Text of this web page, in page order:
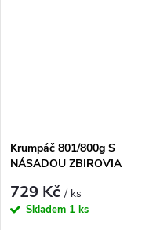
Krumpáč 801/800g S
NÁSADOU ZBIROVIA
729 Kč/ ks
Skladem 1 ks